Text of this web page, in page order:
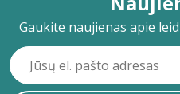
Gaukite naujienas apie